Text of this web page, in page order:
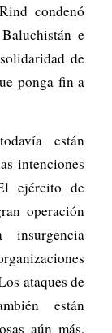
condenó
e
de
ponga fin a
están
intenciones
ejército de
operación
ataques de
están
aún más,